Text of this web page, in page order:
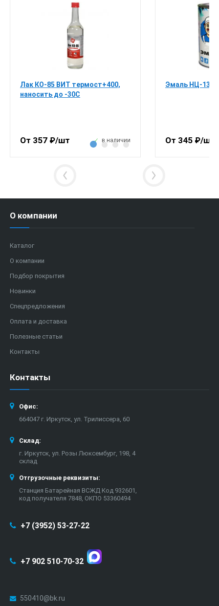
Лак КО-85 ВИТ термост+400,
наносить до -30С
От 357 ₽/шт в наличии
Эмаль НЦ-132
От 345 ₽/шт
О компании
Каталог
О компании
Подбор покрытия
Новинки
Спецпредложения
Оплата и доставка
Полезные статьи
Контакты
Контакты
Офис:
664047 г. Иркутск, ул. Трилиссера, 60
Склад:
г. Иркутск, ул. Розы Люксембург, 198, 4
склад
Отгрузочные реквизиты:
Станция Батарейная ВСЖД Код 932601,
код получателя 7848, ОКПО 53360494
+7 (3952) 53-27-22
+7 902 510-70-32
550410@bk.ru